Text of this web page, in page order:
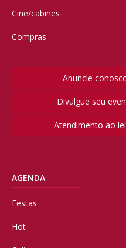
Cine/cabines
Compras
Anuncie
Divulgue seu
Atendimento ao
AGENDA
Festas
Hot